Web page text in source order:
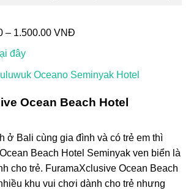
– 1.500.00 VNĐ
đây
Oceano Seminyak Hotel
Ocean Beach Hotel
ở Bali cùng gia đình và có trẻ em thì
Beach Hotel Seminyak ven biển là
cho trẻ. FuramaXclusive Ocean Beach
khu vui chơi dành cho trẻ nhưng